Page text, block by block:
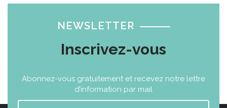
NEWSLETTER
Inscrivez-vous
Abonnez-vous gratuitement et recevez notre lettre
d’information par mail